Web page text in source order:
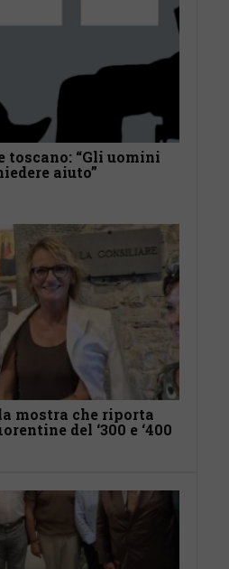
toscano: “Gli uomini
aiuto”
mostra che riporta
del ‘300 e ‘400